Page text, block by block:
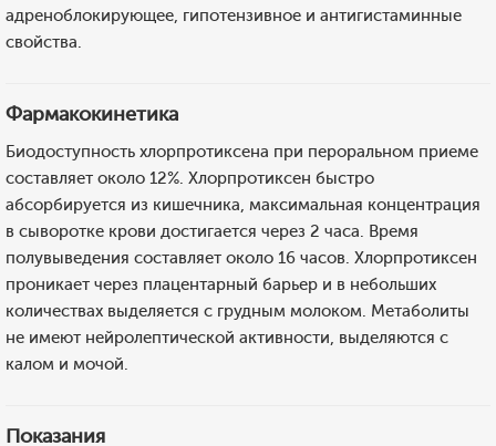
адреноблокирующее, гипотензивное и антигистаминные
свойства.
Фармакокинетика
Биодоступность хлорпротиксена при пероральном приеме
составляет около 12%. Хлорпротиксен быстро
абсорбируется из кишечника, максимальная концентрация
в сыворотке крови достигается через 2 часа. Время
полувыведения составляет около 16 часов. Хлорпротиксен
проникает через плацентарный барьер и в небольших
количествах выделяется с грудным молоком. Метаболиты
не имеют нейролептической активности, выделяются с
калом и мочой.
Показания